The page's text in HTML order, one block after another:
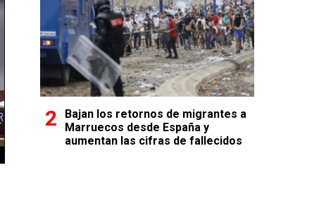
Bajan los retornos de migrantes a
Marruecos desde España y
aumentan las cifras de fallecidos